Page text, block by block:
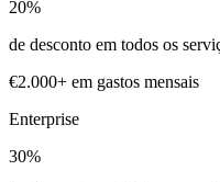
20%
de desconto em todos os
€2.000+ em gastos mensais
Enterprise
30%